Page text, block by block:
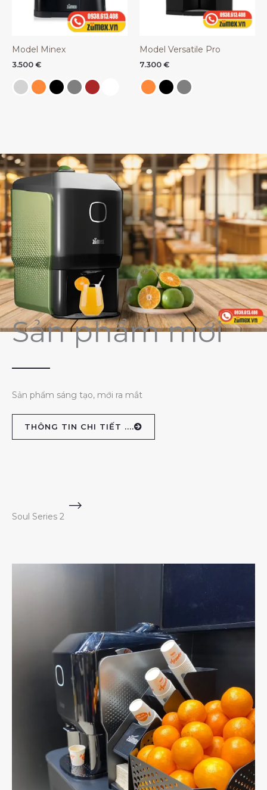
Model Minex
3.500 €
Model Versatile Pro
7.300 €
Sản phẩm mới
Sản phẩm sáng tạo, mới ra mắt
THÔNG TIN CHI TIẾT ....
Soul Series 2